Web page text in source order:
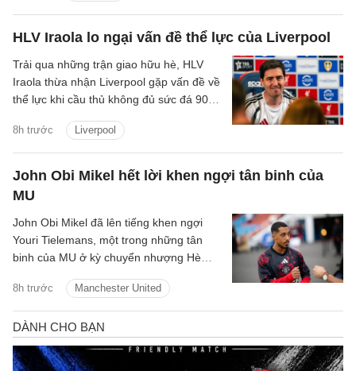
HLV Iraola lo ngại vấn đề thể lực của Liverpool
8h trước Liverpool
Trải qua những trận giao hữu hè, HLV
Iraola thừa nhận Liverpool gặp vấn đề về
thể lực khi cầu thủ không đủ sức đá 90
John Obi Mikel hết lời khen ngợi tân binh của
MU
8h trước Manchester United
John Obi Mikel đã lên tiếng khen ngợi
Youri Tielemans, một trong những tân
binh của MU ở kỳ chuyển nhượng Hè